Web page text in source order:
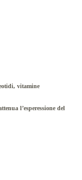
vitamine
l’esperessione del